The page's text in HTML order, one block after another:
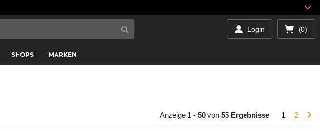
Login (0)
SHOPS MARKEN
Anzeige 1 - 50 von 55 Ergebnisse 1 2